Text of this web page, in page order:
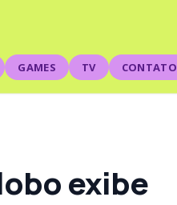
GAMES TV CONTATO
exibe